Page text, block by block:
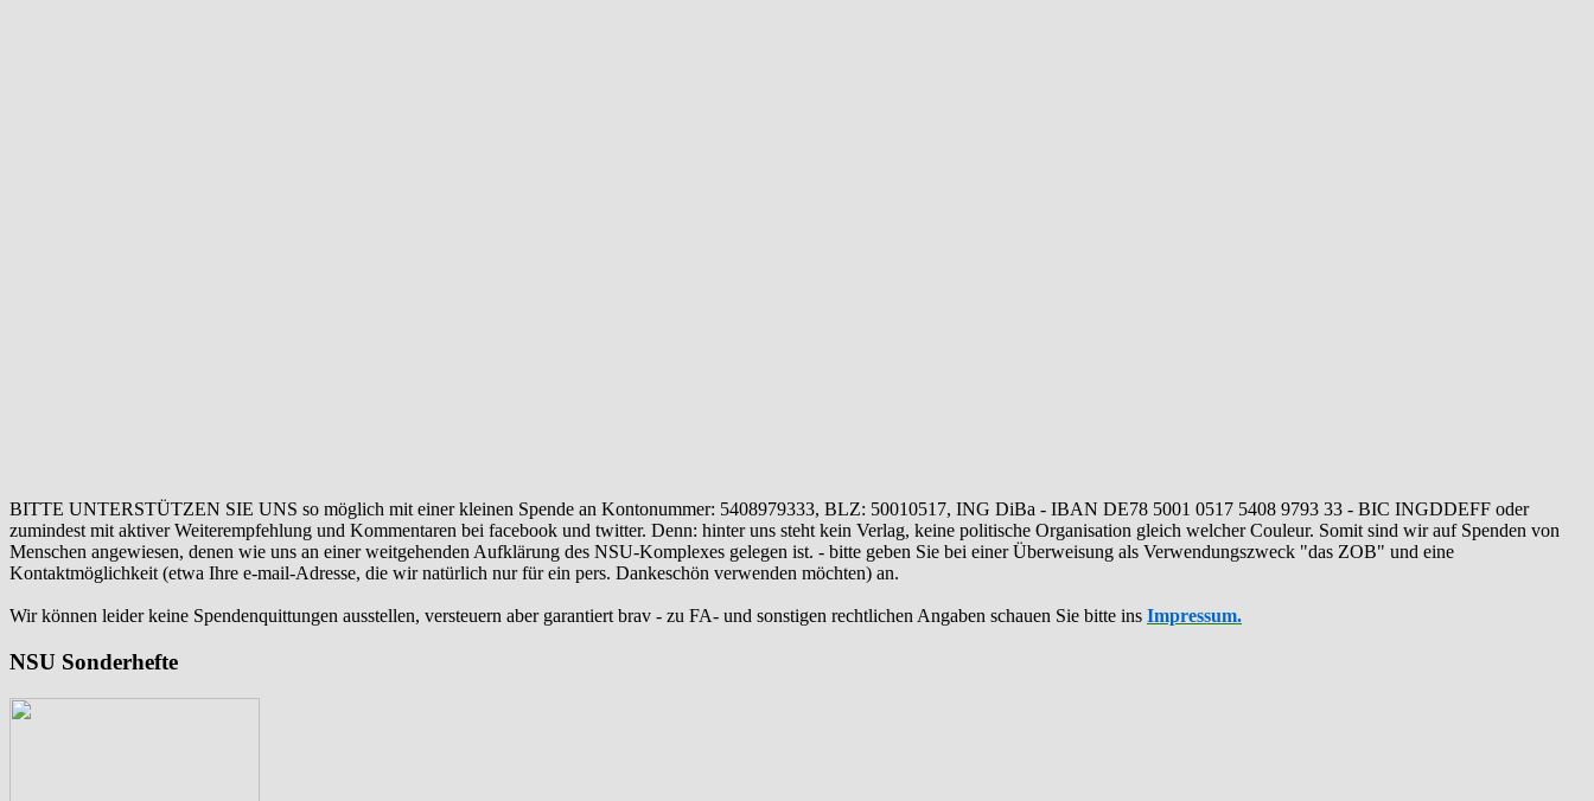
BITTE UNTERSTÜTZEN SIE UNS so möglich mit einer kleinen Spende an Kontonummer: 5408979333, BLZ: 50010517, ING DiBa - IBAN DE78 5001 0517 5408 9793 33 - BIC INGDDEFF oder
zumindest mit aktiver Weiterempfehlung und Kommentaren bei facebook und twitter. Denn: hinter uns steht kein Verlag, keine politische Organisation gleich welcher Couleur. Somit sind wir auf Spenden von
Menschen angewiesen, denen wie uns an einer weitgehenden Aufklärung des NSU-Komplexes gelegen ist. - bitte geben Sie bei einer Überweisung als Verwendungszweck "das ZOB" und eine
Kontaktmöglichkeit (etwa Ihre e-mail-Adresse, die wir natürlich nur für ein pers. Dankeschön verwenden möchten) an.
Wir können leider keine Spendenquittungen ausstellen, versteuern aber garantiert brav - zu FA- und sonstigen rechtlichen Angaben schauen Sie bitte ins Impressum.
NSU Sonderhefte